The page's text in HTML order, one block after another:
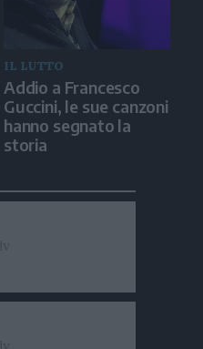
IL LUTTO
Addio a Francesco
Guccini, le sue canzoni
hanno segnato la
storia